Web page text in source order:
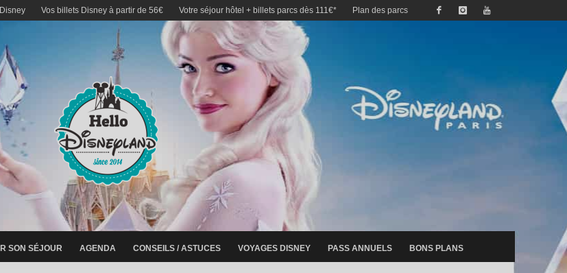
Vos billets Disney à partir de 56€ Votre séjour hôtel + billets parcs dès 111€* Plan des parcs
SON SÉJOUR AGENDA CONSEILS / ASTUCES VOYAGES DISNEY PASS ANNUELS BONS PLANS